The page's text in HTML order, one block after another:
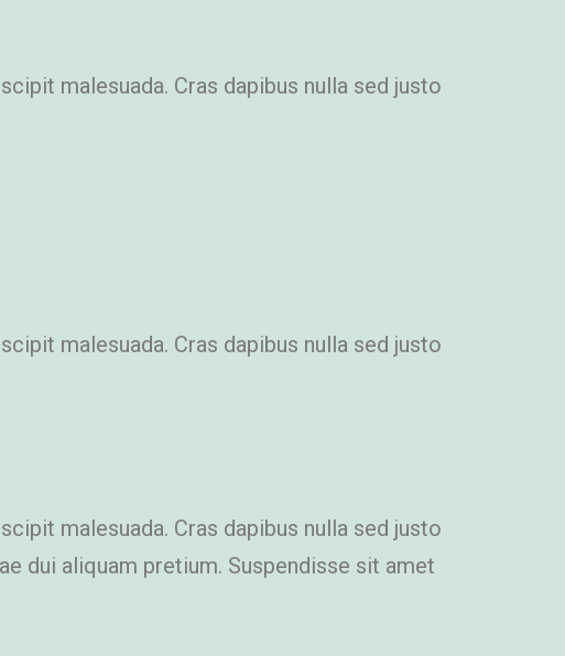
malesuada. Cras dapibus nulla sed justo
malesuada. Cras dapibus nulla sed justo
malesuada. Cras dapibus nulla sed justo
dui aliquam pretium. Suspendisse sit amet